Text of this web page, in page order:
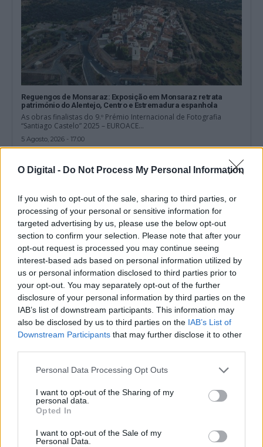
O Digital - Do Not Process My Personal Information
If you wish to opt-out of the sale, sharing to third parties, or
processing of your personal or sensitive information for
targeted advertising by us, please use the below opt-out
section to confirm your selection. Please note that after your
opt-out request is processed you may continue seeing
interest-based ads based on personal information utilized by
us or personal information disclosed to third parties prior to
your opt-out. You may separately opt-out of the further
disclosure of your personal information by third parties on the
IAB’s list of downstream participants. This information may
also be disclosed by us to third parties on the IAB’s List of
Downstream Participants that may further disclose it to other
Personal Data Processing Opt Outs
I want to opt-out of the Sharing of my
personal data.
Opted In
I want to opt-out of the Sale of my
Personal Data.
Reguengos de Monsaraz: Exposição em Monsaraz retrata
património do Alentejo, Centro e Estremadura espanhola
As obras finalistas do 9.º Prémio Internacional de Fotografia
“Santiago Castelo” 2025 – EUROACE...
5 Agosto, 2026 - 17:00
Alentejo 2030 disponibiliza 5,3M€ para recuperação de
património histórico
O programa Alentejo 2030 tem abertas candidaturas para apoiar
investimentos de valorização cultural e...
4 Agosto, 2026 - 23:02